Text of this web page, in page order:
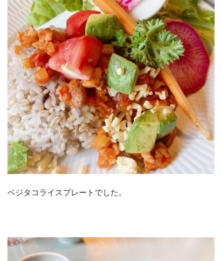
ベジタコライスプレートでした。